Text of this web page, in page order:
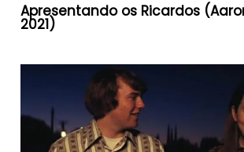
Apresentando os Ricardos
2021)